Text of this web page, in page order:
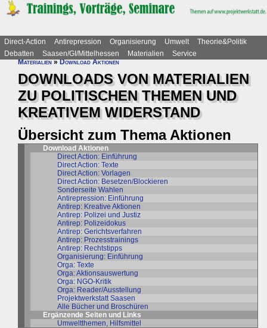
Direct-Action Antirepression Organisierung Umwelt
Theorie&Politik
Debatten
Saasen/GI/Mittelhessen Materialien
Service
Materialien»Download Aktionen
DOWNLOADS VON MATERIALIEN
ZU POLITISCHEN THEMEN UND
KREATIVEM WIDERSTAND
Übersicht zum Thema Aktionen
Download Aktionen
Direct Action: Einführung
Direct Action: Texte
Direct Action: Vorlagen
Direct Action: Besetzen/Blockieren
Sonderseite Wahlen
Antirepression: Einführung
Antirep: Kreative Aktionen
Antirep: Polizei und Justiz
Antirep: Polizeidokus
Antirep: Gerichtsverfahren
Antirep: Prozesstrainings
Antirep: Rechtstipps
Organisierung: Einführung
Orga: Texte
Orga: Aktionsauswertung
Orga: NGO-Kritik
Orga: Reader/Ausstellung
Projektwerkstatt Saasen
Alle Bücher und Broschüren
Ergänzende Seiten und Links
Umweltthemen, Hilfsmittel